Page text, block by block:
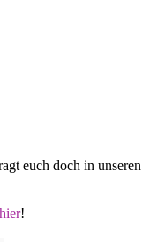
euch doch in unseren
hier!